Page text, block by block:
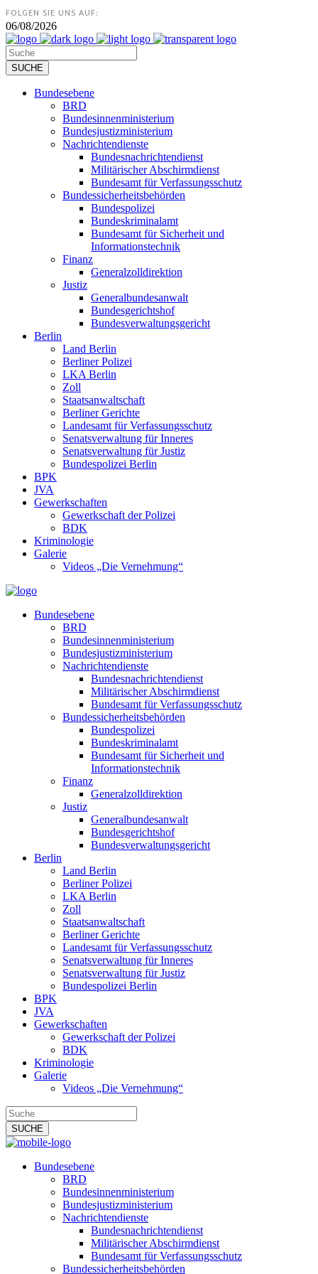
FOLGEN SIE UNS AUF:
06/08/2026
Bundesebene
BRD
Bundesinnenministerium
Bundesjustizministerium
Nachrichtendienste
Bundesnachrichtendienst
Militärischer Abschirmdienst
Bundesamt für Verfassungsschutz
Bundessicherheitsbehörden
Bundespolizei
Bundeskriminalamt
Bundesamt für Sicherheit und
Informationstechnik
Finanz
Generalzolldirektion
Justiz
Generalbundesanwalt
Bundesgerichtshof
Bundesverwaltungsgericht
Berlin
Land Berlin
Berliner Polizei
LKA Berlin
Zoll
Staatsanwaltschaft
Berliner Gerichte
Landesamt für Verfassungsschutz
Senatsverwaltung für Inneres
Senatsverwaltung für Justiz
Bundespolizei Berlin
BPK
JVA
Gewerkschaften
Gewerkschaft der Polizei
BDK
Kriminologie
Galerie
Videos „Die Vernehmung“
Bundesebene
BRD
Bundesinnenministerium
Bundesjustizministerium
Nachrichtendienste
Bundesnachrichtendienst
Militärischer Abschirmdienst
Bundesamt für Verfassungsschutz
Bundessicherheitsbehörden
Bundespolizei
Bundeskriminalamt
Bundesamt für Sicherheit und
Informationstechnik
Finanz
Generalzolldirektion
Justiz
Generalbundesanwalt
Bundesgerichtshof
Bundesverwaltungsgericht
Berlin
Land Berlin
Berliner Polizei
LKA Berlin
Zoll
Staatsanwaltschaft
Berliner Gerichte
Landesamt für Verfassungsschutz
Senatsverwaltung für Inneres
Senatsverwaltung für Justiz
Bundespolizei Berlin
BPK
JVA
Gewerkschaften
Gewerkschaft der Polizei
BDK
Kriminologie
Galerie
Videos „Die Vernehmung“
Bundesebene
BRD
Bundesinnenministerium
Bundesjustizministerium
Nachrichtendienste
Bundesnachrichtendienst
Militärischer Abschirmdienst
Bundesamt für Verfassungsschutz
Bundessicherheitsbehörden